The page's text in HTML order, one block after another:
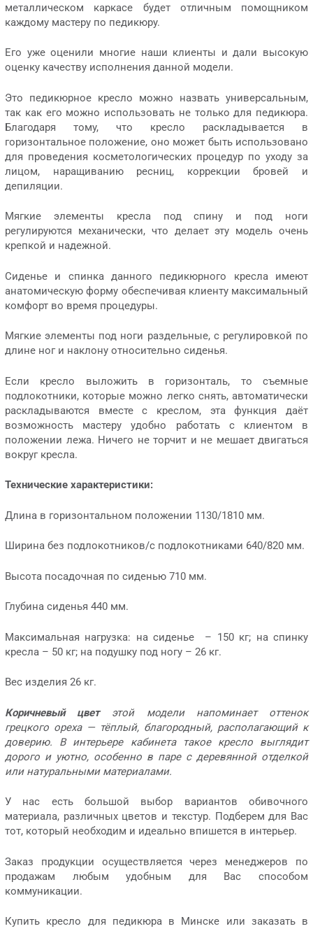
металлическом каркасе будет отличным помощником
каждому мастеру по педикюру.
Его уже оценили многие наши клиенты и дали высокую
оценку качеству исполнения данной модели.
Это педикюрное кресло можно назвать универсальным,
так как его можно использовать не только для педикюра.
Благодаря тому, что кресло раскладывается в
горизонтальное положение, оно может быть использовано
для проведения косметологических процедур по уходу за
лицом, наращиванию ресниц, коррекции бровей и
депиляции.
Мягкие элементы кресла под спину и под ноги
регулируются механически, что делает эту модель очень
крепкой и надежной.
Сиденье и спинка данного педикюрного кресла имеют
анатомическую форму обеспечивая клиенту максимальный
комфорт во время процедуры.
Мягкие элементы под ноги раздельные, с регулировкой по
длине ног и наклону относительно сиденья.
Если кресло выложить в горизонталь, то съемные
подлокотники, которые можно легко снять, автоматически
раскладываются вместе с креслом, эта функция даёт
возможность мастеру удобно работать с клиентом в
положении лежа. Ничего не торчит и не мешает двигаться
вокруг кресла.
Технические характеристики:
Длина в горизонтальном положении 1130/1810 мм.
Ширина без подлокотников/с подлокотниками 640/820 мм.
Высота посадочная по сиденью 710 мм.
Глубина сиденья 440 мм.
Максимальная нагрузка: на сиденье – 150 кг; на спинку
кресла – 50 кг; на подушку под ногу – 26 кг.
Вес изделия 26 кг.
Коричневый цветэтой модели напоминает оттенок
грецкого ореха — тёплый, благородный, располагающий к
доверию. В интерьере кабинета такое кресло выглядит
дорого и уютно, особенно в паре с деревянной отделкой
или натуральными материалами.
У нас есть большой выбор вариантов обивочного
материала, различных цветов и текстур. Подберем для Вас
тот, который необходим и идеально впишется в интерьер.
Заказ продукции осуществляется через менеджеров по
продажам любым удобным для Вас способом
коммуникации.
Купить кресло для педикюра в Минске или заказать в